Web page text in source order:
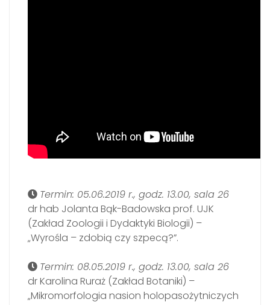
Termin: 05.06.2019 r., godz. 13.00, sala 26
dr hab Jolanta Bąk-Badowska prof. UJK
(Zakład Zoologii i Dydaktyki Biologii) –
„Wyrośla – zdobią czy szpecą?”.
Termin: 08.05.2019 r., godz. 13.00, sala 26
dr Karolina Ruraż (Zakład Botaniki) –
„Mikromorfologia nasion holopasożytniczych